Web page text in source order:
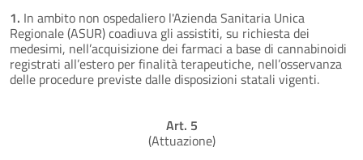
1. In ambito non ospedaliero l'Azienda Sanitaria Unica
Regionale (ASUR) coadiuva gli assistiti, su richiesta dei
medesimi, nell’acquisizione dei farmaci a base di cannabinoidi
registrati all’estero per finalità terapeutiche, nell’osservanza
delle procedure previste dalle disposizioni statali vigenti.
Art. 5
(Attuazione)